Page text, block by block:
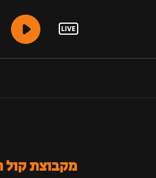
מקבוצת קול